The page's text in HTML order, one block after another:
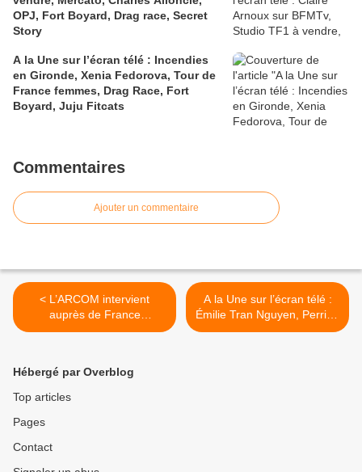
OPJ, Fort Boyard, Drag race, Secret
Story
A la Une sur l’écran télé : Incendies
en Gironde, Xenia Fedorova, Tour de
France femmes, Drag Race, Fort
Boyard, Juju Fitcats
Commentaires
Ajouter un commentaire
< L’ARCOM intervient
auprès de France
Télévisions suite à des
FranceInfo
A la Une sur l’écran télé :
Émilie Tran Nguyen, Perrine
Storme, Rentrée de T18,
Hébergé par Overblog
Top articles
Pages
Contact